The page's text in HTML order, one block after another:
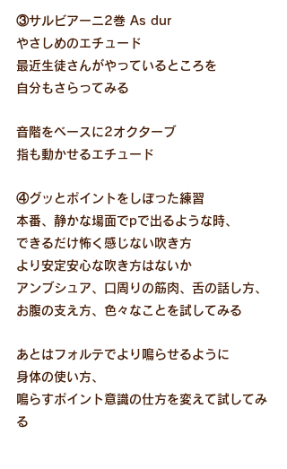
③サルビアーニ2巻 As dur
やさしめのエチュード
最近生徒さんがやっているところを
自分もさらってみる
音階をベースに2オクターブ
指も動かせるエチュード
④グッとポイントをしぼった練習
本番、静かな場面でpで出るような時、
できるだけ怖く感じない吹き方
より安定安心な吹き方はないか
アンブシュア、口周りの筋肉、舌の話し方、
お腹の支え方、色々なことを試してみる
あとはフォルテでより鳴らせるように
身体の使い方、
鳴らすポイント意識の仕方を変えて試してみ
る